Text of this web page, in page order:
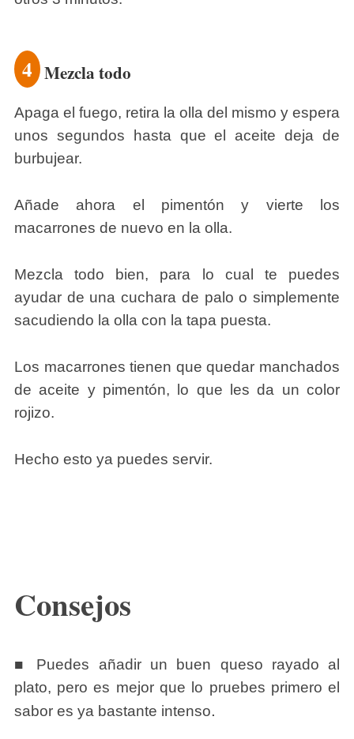
4 Mezcla todo
Apaga el fuego, retira la olla del mismo y espera
unos segundos hasta que el aceite deja de
burbujear.
Añade ahora el pimentón y vierte los
macarrones de nuevo en la olla.
Mezcla todo bien, para lo cual te puedes
ayudar de una cuchara de palo o simplemente
sacudiendo la olla con la tapa puesta.
Los macarrones tienen que quedar manchados
de aceite y pimentón, lo que les da un color
rojizo.
Hecho esto ya puedes servir.
Consejos
■ Puedes añadir un buen queso rayado al
plato, pero es mejor que lo pruebes primero el
sabor es ya bastante intenso.